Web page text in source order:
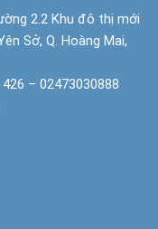
2.2 Khu đô thị mới
Sở, Q. Hoàng Mai,
– 02473030888